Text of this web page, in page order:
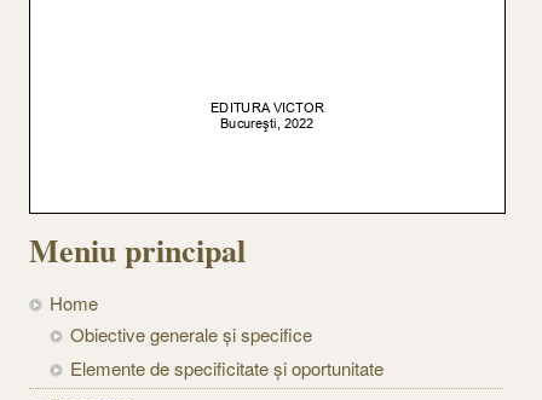
Meniu principal
Home
Obiective generale și specifice
Elemente de specificitate și oportunitate